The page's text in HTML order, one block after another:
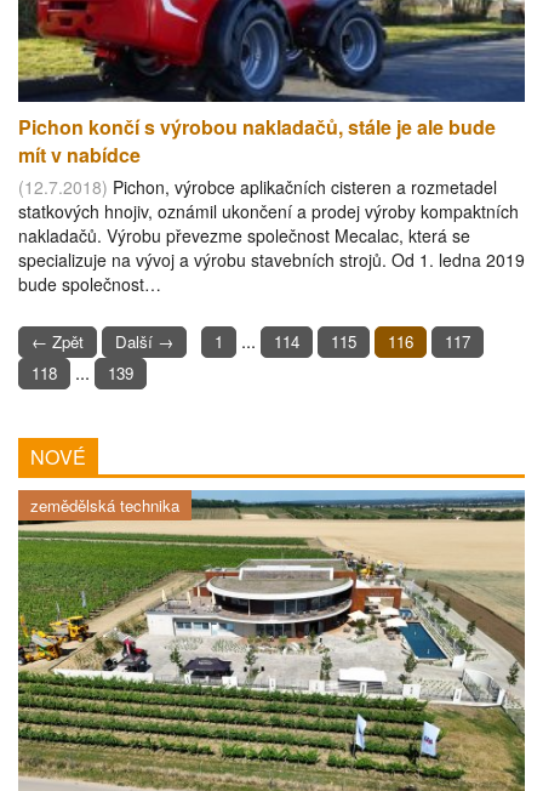
Pichon končí s výrobou nakladačů, stále je ale bude
mít v nabídce
(12.7.2018) Pichon, výrobce aplikačních cisteren a rozmetadel
statkových hnojiv, oznámil ukončení a prodej výroby kompaktních
nakladačů. Výrobu převezme společnost Mecalac, která se
specializuje na vývoj a výrobu stavebních strojů. Od 1. ledna 2019
bude společnost…
← Zpět Další → 1 ... 114 115 116
117
118
... 139
NOVÉ
zemědělská technika